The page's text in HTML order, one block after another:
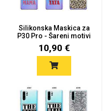
Silikonska Maskica za
P30 Pro - Šareni motivi
10,90 €